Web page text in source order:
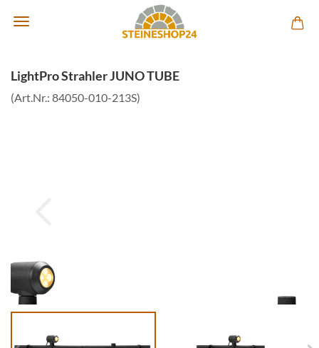
LightPro Strahler JUNO TUBE
(Art.Nr.: 84050-010-213S)